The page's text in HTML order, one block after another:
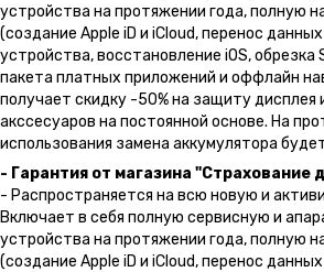
устройства на протяжении года, полную
(создание Apple iD и iCloud, перенос
устройства, восстановление iOS,
пакета платных приложений и оффлайн
получает скидку -50% на защиту дисплея
акссесуаров на постоянной основе. На
использования замена аккумулятора
- Гарантия от магазина "Страхование
- Распространяется на всю новую и
Включает в себя полную сервисную и
устройства на протяжении года, полную
(создание Apple iD и iCloud, перенос